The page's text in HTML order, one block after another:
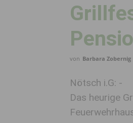
von Barbara Zobernig
Nötsch i.G: -
Das heurige